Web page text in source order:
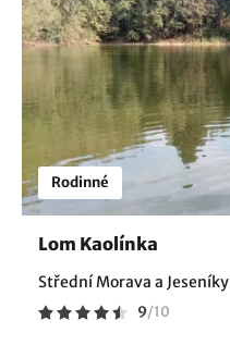
Rodinné
Lom Kaolínka
Střední Morava a Jeseníky
9/10